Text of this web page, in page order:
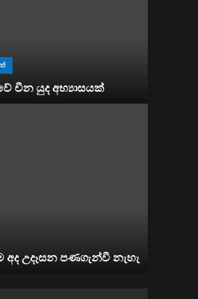
චීන යුද අභ්‍යාසයක්
උදෑසන පණගැන්වී නැහැ